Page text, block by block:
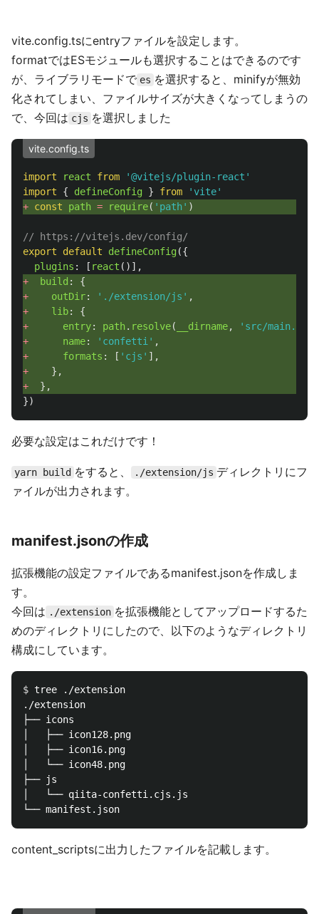
vite.config.tsにentryファイルを設定します。
formatではESモジュールも選択することはできるのです
が、ライブラリモードで es を選択すると、minifyが無効
化されてしまい、ファイルサイズが大きくなってしまうの
で、今回は cjs を選択しました
vite.config.ts
import react from '@vitejs/plugin-react '
import
{ defineConfig } from ' vite'
+ const path = require( ' path' )
// https://vitejs.dev/config/
export
default defineConfig({
plugins : [ react ()],
+
build :
{
+
outDir: ' ./extension/js ' ,
+
lib:
{
+
entry: path. resolve( __dirname, ' src/main.tsx
+
name: ' confetti ' ,
+
formats : [ ' cjs ' ],
+
},
+
},
})
必要な設定はこれだけです！
yarn build をすると、 ./extension/js ディレクトリにフ
ァイルが出力されます。
manifest.jsonの作成
拡張機能の設定ファイルであるmanifest.jsonを作成しま
す。
今回は ./extension を拡張機能としてアップロードするた
めのディレクトリにしたので、以下のようなディレクトリ
構成にしています。
$ tree ./extension
./extension
├── icons
│   ├── icon128.png
│   ├── icon16.png
│   └── icon48.png
├── js
│   └── qiita-confetti.cjs.js
content_scriptsに出力したファイルを記載します。